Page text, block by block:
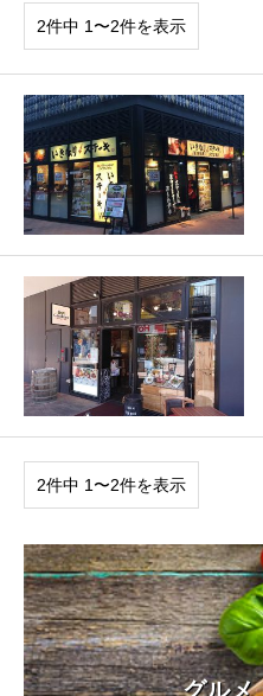
2件中 1〜2件を表示
2件中 1〜2件を表示
グルメ